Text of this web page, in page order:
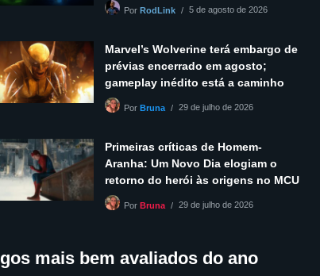
PorRodLink 5 de agosto de 2026
Marvel’s Wolverine terá embargo de
prévias encerrado em agosto;
gameplay inédito está a caminho
PorBruna 29 de julho de 2026
Primeiras críticas de Homem-
Aranha: Um Novo Dia elogiam o
retorno do herói às origens no MCU
PorBruna 29 de julho de 2026
mais bem avaliados do ano